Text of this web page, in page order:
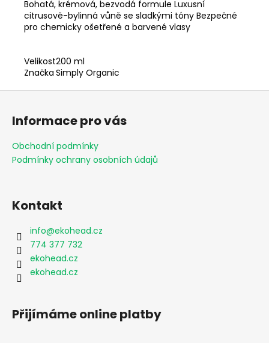
Bohatá, krémová, bezvodá formule Luxusní
citrusově-bylinná vůně se sladkými tóny Bezpečné
pro chemicky ošetřené a barvené vlasy
Velikost200 ml
Značka Simply Organic
Z
Informace pro vás
Obchodní podmínky
Podmínky ochrany osobních údajů
Kontakt
info@ekohead.cz
774 377 732
ekohead.cz
ekohead.cz
Přijímáme online platby